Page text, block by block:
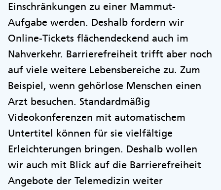
Einschränkungen zu einer Mammut-
Aufgabe werden. Deshalb fordern wir
Online-Tickets flächendeckend auch im
Nahverkehr. Barrierefreiheit trifft aber noch
auf viele weitere Lebensbereiche zu. Zum
Beispiel, wenn gehörlose Menschen einen
Arzt besuchen. Standardmäßig
Videokonferenzen mit automatischem
Untertitel können für sie vielfältige
Erleichterungen bringen. Deshalb wollen
wir auch mit Blick auf die Barrierefreiheit
Angebote der Telemedizin weiter